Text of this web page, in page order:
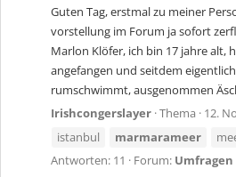
Guten Tag, erstmal zu meiner
vorstellung im Forum ja sofort
Marlon Klöfer, ich bin 17 jahre alt,
angefangen und seitdem
rumschwimmt, ausgenommen
Irishcongerslayer Thema 12.
istanbul
marmarameer
Antworten: 11
Forum: Umfragen